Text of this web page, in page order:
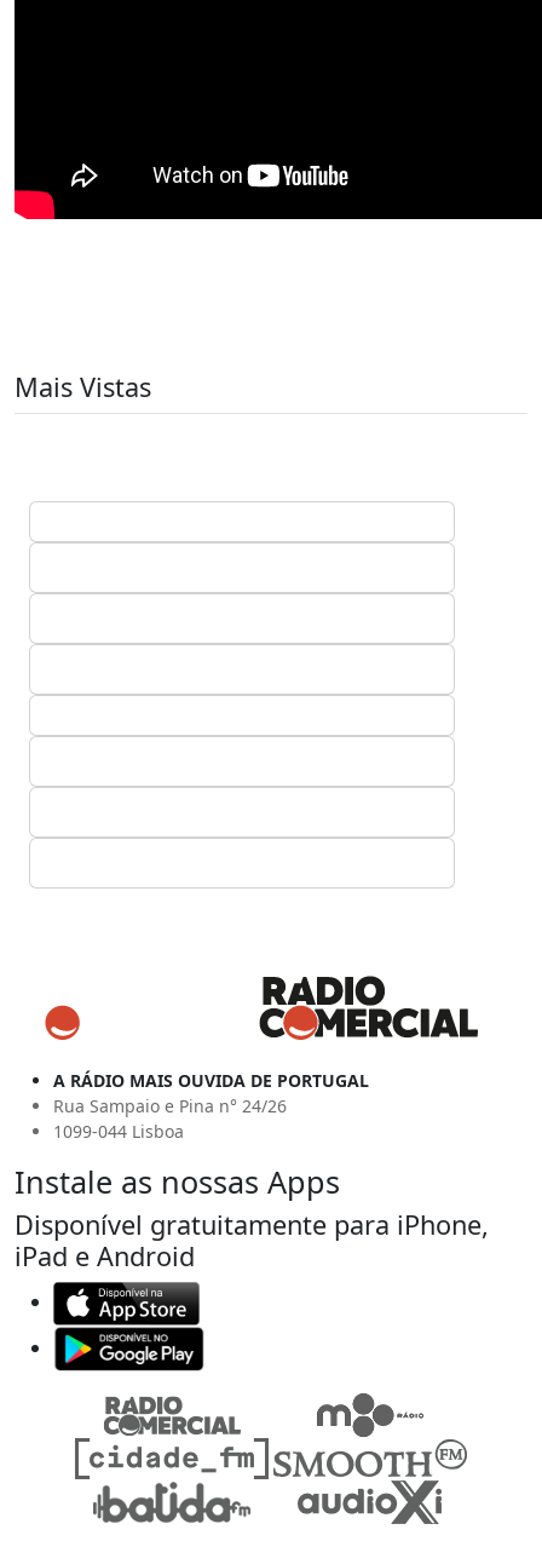
Mais Vistas
A RÁDIO MAIS OUVIDA DE PORTUGAL
Rua Sampaio e Pina n° 24/26
1099-044 Lisboa
Instale as nossas Apps
Disponível gratuitamente para iPhone,
iPad e Android